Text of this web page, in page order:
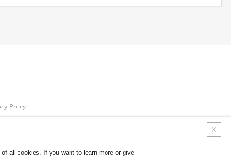
Policy
all cookies. If you want to learn more or give